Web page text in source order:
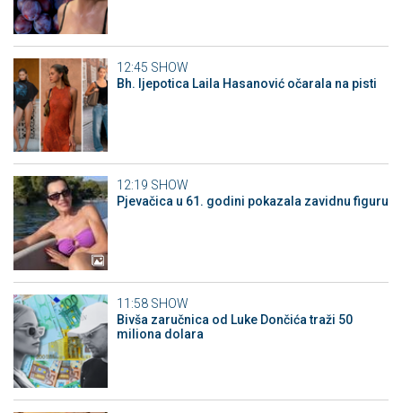
12:45 SHOW
Bh. ljepotica Laila Hasanović očarala na pisti
12:19 SHOW
Pjevačica u 61. godini pokazala zavidnu figuru
11:58 SHOW
Bivša zaručnica od Luke Dončića traži 50
miliona dolara